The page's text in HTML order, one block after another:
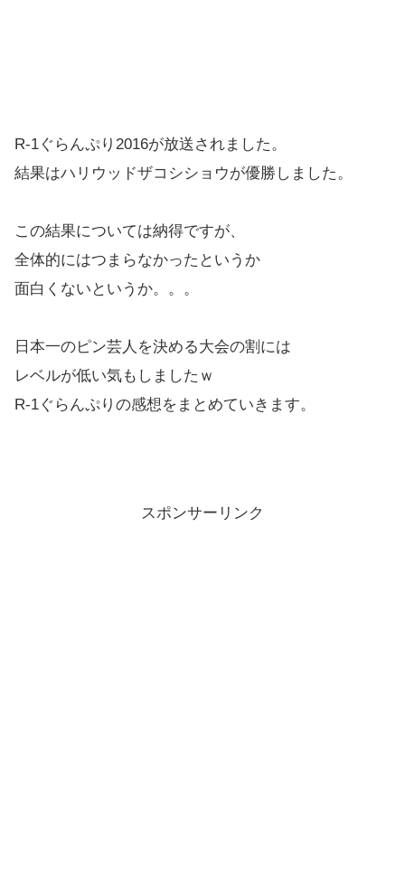
R-1ぐらんぷり2016が放送されました。
結果はハリウッドザコシショウが優勝しました。
この結果については納得ですが、
全体的にはつまらなかったというか
面白くないというか。。。
日本一のピン芸人を決める大会の割には
レベルが低い気もしましたｗ
R-1ぐらんぷりの感想をまとめていきます。
スポンサーリンク